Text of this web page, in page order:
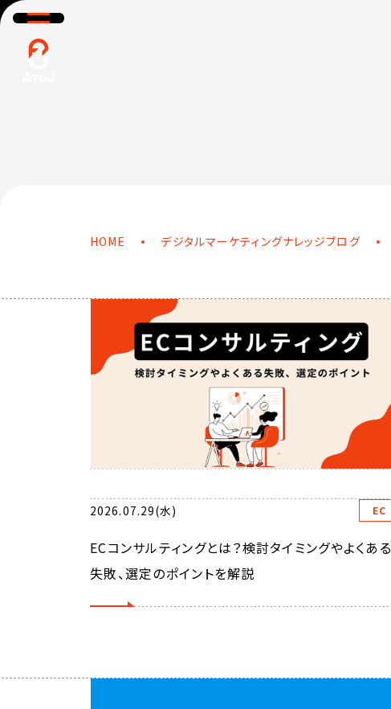
HOME デジタルマーケティングナレッジブログ
2026.07.29(水) EC
ECコンサルティングとは？検討タイミングやよくある
失敗、選定のポイントを解説